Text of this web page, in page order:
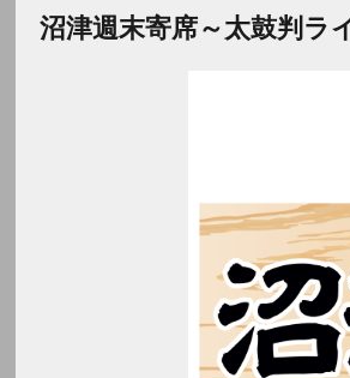
沼津週末寄席～太鼓判ラ